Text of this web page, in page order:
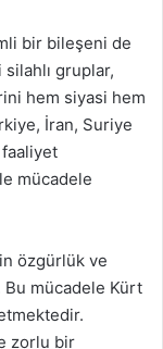
bir bileşeni de
silahlı gruplar,
hem siyasi hem
İran, Suriye
faaliyet
mücadele
özgürlük ve
mücadele Kürt
zorlu bir